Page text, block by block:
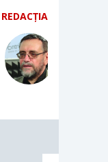
REDACȚIA